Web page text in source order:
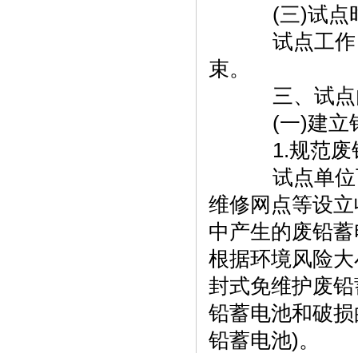
(三)试点
试点工作
束。
三、试点
(一)建立铅
1.规范废
试点单位
维修网点等设
中产生的废铅
根据环境风险
封式免维护废
铅蓄电池和破
铅蓄电池)。